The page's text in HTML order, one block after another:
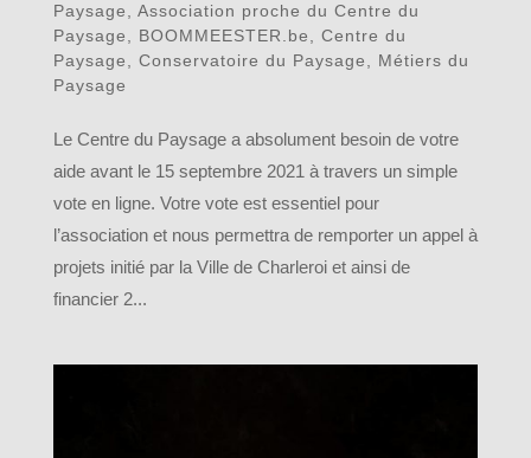
Paysage
Association proche du Centre du
Paysage
BOOMMEESTER.be
Centre du
Paysage
Conservatoire du Paysage
Métiers du
Paysage
Le Centre du Paysage a absolument besoin de votre
aide avant le 15 septembre 2021 à travers un simple
vote en ligne. Votre vote est essentiel pour
l’association et nous permettra de remporter un appel à
projets initié par la Ville de Charleroi et ainsi de
financier 2...